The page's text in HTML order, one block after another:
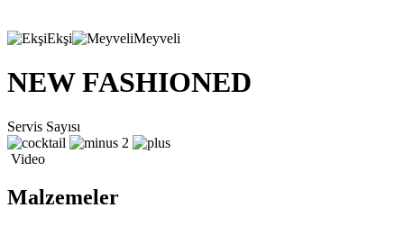
Ekşi Meyveli
NEW FASHIONED
Servis Sayısı
2
Video
Malzemeler